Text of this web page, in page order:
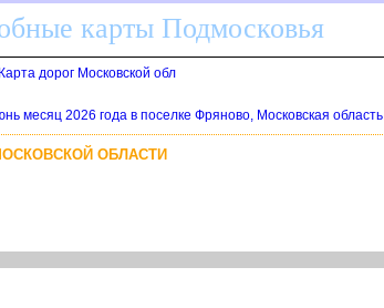
карты Подмосковья
дорог Московской обл
месяц 2026 года в поселке Фряново, Московская область
ОБЛАСТИ